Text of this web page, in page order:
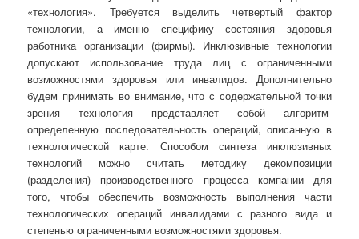
«технология». Требуется выделить четвертый фактор
технологии, а именно специфику состояния здоровья
работника организации (фирмы). Инклюзивные технологии
допускают использование труда лиц с ограниченными
возможностями здоровья или инвалидов. Дополнительно
будем принимать во внимание, что с содержательной точки
зрения технология представляет собой алгоритм-
определенную последовательность операций, описанную в
технологической карте. Способом синтеза инклюзивных
технологий можно считать методику декомпозиции
(разделения) производственного процесса компании для
того, чтобы обеспечить возможность выполнения части
технологических операций инвалидами с разного вида и
степенью ограниченными возможностями здоровья.